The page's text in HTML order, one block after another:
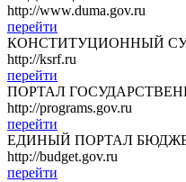
http://www.duma.gov.ru
перейти
КОНСТИТУЦИОННЫЙ
http://ksrf.ru
перейти
ПОРТАЛ
http://programs.gov.ru
перейти
ЕДИНЫЙ ПОРТАЛ
http://budget.gov.ru
перейти